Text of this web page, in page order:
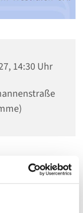
14:30 Uhr